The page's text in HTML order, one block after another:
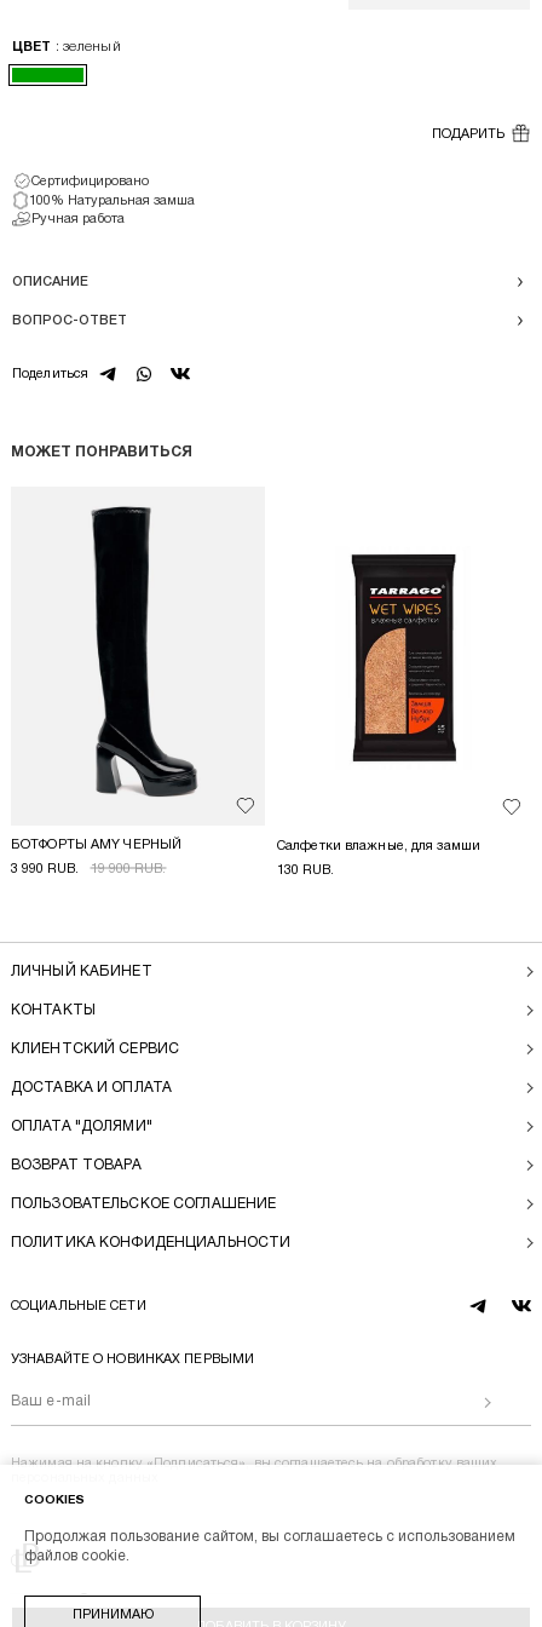
ЦВЕТ : зеленый
ПОДАРИТЬ
Сертифицировано
100% Натуральная замша
Ручная работа
ОПИСАНИЕ
ВОПРОС-ОТВЕТ
Поделиться telegramwhatsapp
vk
МОЖЕТ ПОНРАВИТЬСЯ
Добавить в избранное
БОТФОРТЫ AMY ЧЕРНЫЙ
3 990 RUB.
19 900 RUB.
Салфетки влажные, для замши
130 RUB.
Перейти на главную
BL BRAND © 2014-2026
ЛИЧНЫЙ КАБИНЕТ
КОНТАКТЫ
КЛИЕНТСКИЙ СЕРВИС
ДОСТАВКА И ОПЛАТА
ОПЛАТА "ДОЛЯМИ"
ВОЗВРАТ ТОВАРА
ПОЛЬЗОВАТЕЛЬСКОЕ СОГЛАШЕНИЕ
ПОЛИТИКА КОНФИДЕНЦИАЛЬНОСТИ
СОЦИАЛЬНЫЕ СЕТИ
telegram
vk
УЗНАВАЙТЕ О НОВИНКАХ ПЕРВЫМИ
Нажимая на кнопку «Подписаться», вы соглашаетесь на обработку ваших
COOKIES
Продолжая пользование сайтом, вы соглашаетесь с использованием
файлов cookie.
ПРИНИМАЮ